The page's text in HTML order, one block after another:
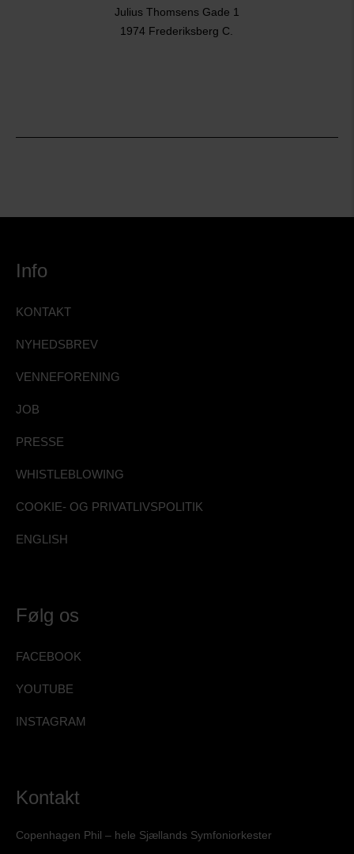
Julius Thomsens Gade 1
1974 Frederiksberg C.
Info
KONTAKT
NYHEDSBREV
VENNEFORENING
JOB
PRESSE
WHISTLEBLOWING
COOKIE- OG PRIVATLIVSPOLITIK
ENGLISH
Følg os
FACEBOOK
YOUTUBE
INSTAGRAM
Kontakt
Copenhagen Phil – hele Sjællands Symfoniorkester